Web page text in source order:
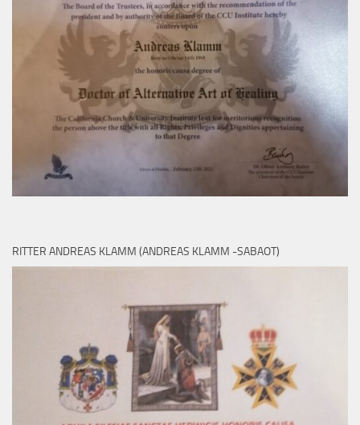
RITTER ANDREAS KLAMM (ANDREAS KLAMM -SABAOT)